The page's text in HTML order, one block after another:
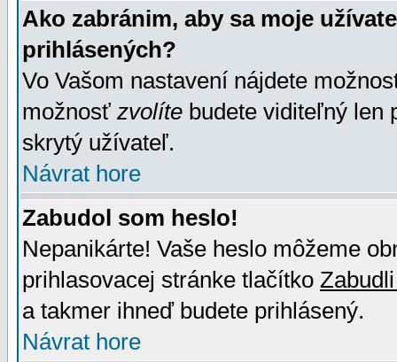
Ako zabránim, aby sa moje
prihlásených?
Vo Vašom nastavení nájdete
možnosť zvolíte budete viditeľný len
skrytý užívateľ.
Návrat hore
Zabudol som heslo!
Nepanikárte! Vaše heslo môžeme
prihlasovacej stránke tlačítko
a takmer ihneď budete prihlásený.
Návrat hore